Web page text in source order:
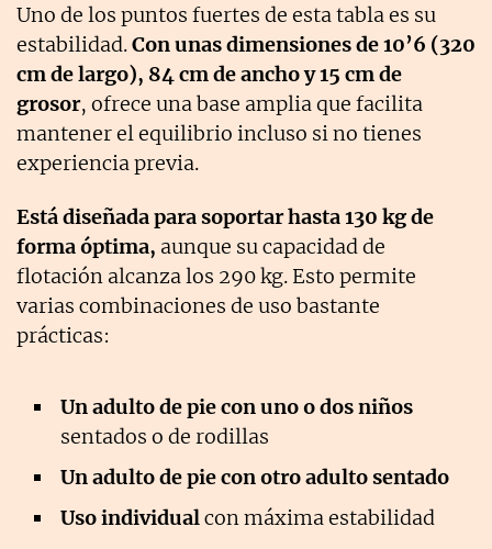
Uno de los puntos fuertes de esta tabla es su
estabilidad.Con unas dimensiones de 10’6 (320
cm de largo), 84 cm de ancho y 15 cm de
grosor, ofrece una base amplia que facilita
mantener el equilibrio incluso si no tienes
experiencia previa.
Está diseñada para soportar hasta 130 kg de
forma óptima, aunque su capacidad de
flotación alcanza los 290 kg. Esto permite
varias combinaciones de uso bastante
prácticas:
Un adulto de pie con uno o dos niños
sentados o de rodillas
Un adulto de pie con otro adulto sentado
Uso individual con máxima estabilidad